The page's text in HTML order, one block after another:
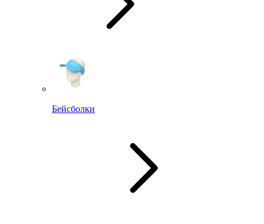
Бейсболки